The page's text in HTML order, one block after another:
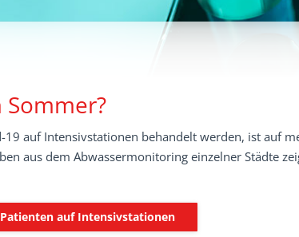
19 auf Intensivstationen behandelt werden, ist auf
aus dem Abwassermonitoring einzelner Städte
auf Intensivstationen